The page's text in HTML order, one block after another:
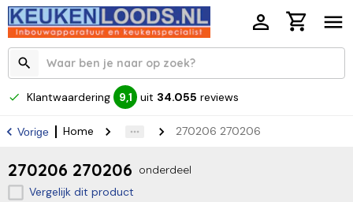
Klantwaardering 9,1 uit 34.055 reviews
Vorige Home 270206 270206
270206 270206 onderdeel
Vergelijk dit product